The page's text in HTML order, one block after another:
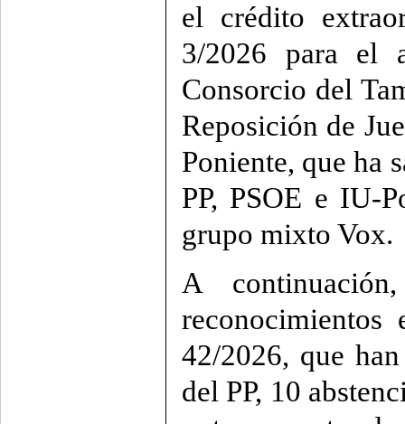
el crédito
3/2026 para el
Consorcio del
Reposición de
Poniente, que ha
PP, PSOE e IU-
grupo mixto Vox.
A
42/2026, que
del PP, 10